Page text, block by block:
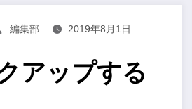
編集部 2019年8月1日
アップする